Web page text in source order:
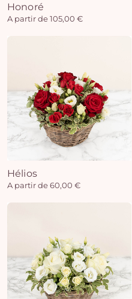
Honoré
A partir de 105,00 €
Hélios
A partir de 60,00 €